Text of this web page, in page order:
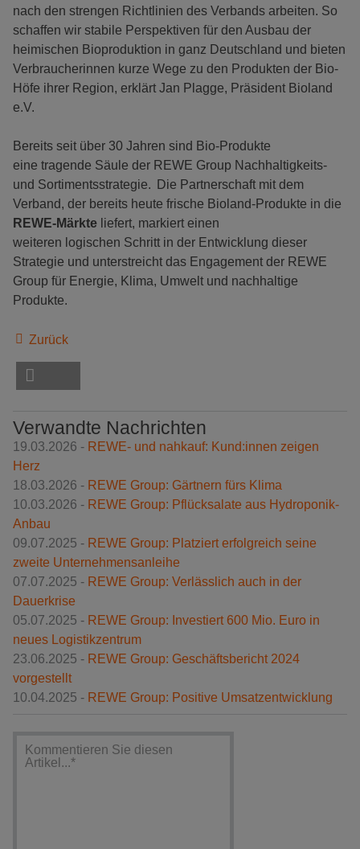
nach den strengen Richtlinien des Verbands arbeiten. So
schaffen wir stabile Perspektiven für den Ausbau der
heimischen Bioproduktion in ganz Deutschland und bieten
Verbraucherinnen kurze Wege zu den Produkten der Bio-
Höfe ihrer Region, erklärt Jan Plagge, Präsident Bioland
e.V.
Bereits seit über 30 Jahren sind Bio-Produkte
eine tragende Säule der REWE Group Nachhaltigkeits-
und Sortimentsstrategie. Die Partnerschaft mit dem
Verband, der bereits heute frische Bioland-Produkte in die
REWE-Märkte liefert, markiert einen
weiteren logischen Schritt in der Entwicklung dieser
Strategie und unterstreicht das Engagement der REWE
Group für Energie, Klima, Umwelt und nachhaltige
Produkte.
Zurück
Verwandte Nachrichten
19.03.2026 - REWE- und nahkauf: Kund:innen zeigen
Herz
18.03.2026 - REWE Group: Gärtnern fürs Klima
10.03.2026 - REWE Group: Pflücksalate aus Hydroponik-
Anbau
09.07.2025 - REWE Group: Platziert erfolgreich seine
zweite Unternehmensanleihe
07.07.2025 - REWE Group: Verlässlich auch in der
Dauerkrise
05.07.2025 - REWE Group: Investiert 600 Mio. Euro in
neues Logistikzentrum
23.06.2025 - REWE Group: Geschäftsbericht 2024
vorgestellt
10.04.2025 - REWE Group: Positive Umsatzentwicklung